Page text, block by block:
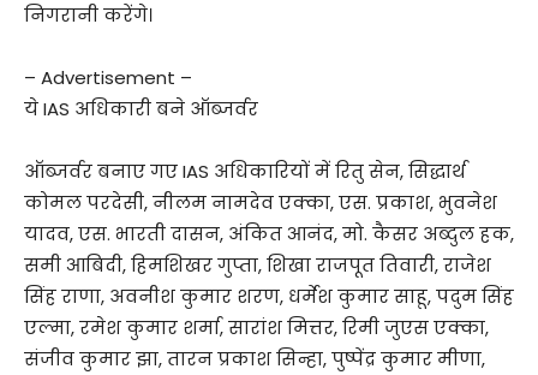
निगरानी करेंगे।
– Advertisement –
ये IAS अधिकारी बने ऑब्जर्वर
ऑब्जर्वर बनाए गए IAS अधिकारियों में रितु सेन, सिद्धार्थ
कोमल परदेसी, नीलम नामदेव एक्का, एस. प्रकाश, भुवनेश
यादव, एस. भारती दासन, अंकित आनंद, मो. कैसर अब्दुल हक,
समी आबिदी, हिमशिखर गुप्ता, शिखा राजपूत तिवारी, राजेश
सिंह राणा, अवनीश कुमार शरण, धर्मेश कुमार साहू, पदुम सिंह
एल्मा, रमेश कुमार शर्मा, सारांश मित्तर, रिमी जुएस एक्का,
संजीव कुमार झा, तारन प्रकाश सिन्हा, पुष्पेंद्र कुमार मीणा,